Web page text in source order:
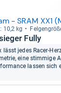
- SRAM XX1
10,2 kg
Fully
lässt jedes Racer-
eine stimmige
lassen sich